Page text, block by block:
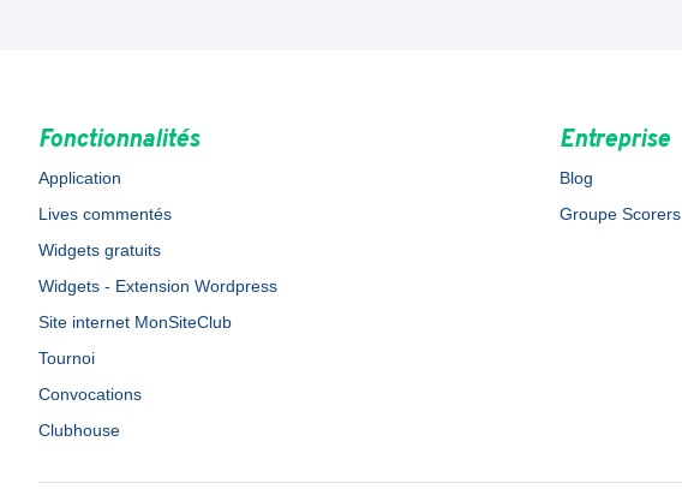
Fonctionnalités
Application
Lives commentés
Widgets gratuits
Widgets - Extension Wordpress
Site internet MonSiteClub
Tournoi
Convocations
Clubhouse
Entreprise
Blog
Groupe Scorers